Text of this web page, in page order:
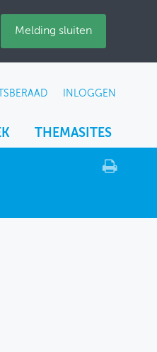
Melding sluiten
INLOGGEN
THEMASITES